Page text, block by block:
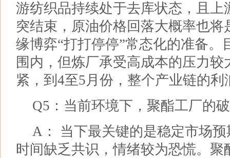
游纺织品持续处于去库状态，且
突结束，原油价格回落大概率也
缘博弈“打打停停”常态化的准备
围内，但炼厂承受高成本的压力
紧，到4至5月份，整个产业链的
Q5：当前环境下，聚酯工厂的
A： 当下最关键的是稳定市场
时间缺乏共识，情绪较为恐慌。